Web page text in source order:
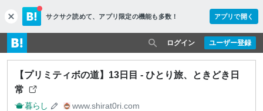
c
l
o
s
e
サクサク読めて、 アプリ限定の機能も多数！ アプリで開く
ユーザー登録
ログイン
【プリミティボの道】13日目 - ひとり旅、ときどき日
常
暮らし www.shirat0ri.com